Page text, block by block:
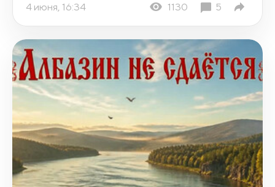
4 июня, 16:34 1130 5